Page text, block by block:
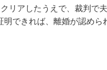
リアしたうえで、裁判で
明できれば、離婚が認めら